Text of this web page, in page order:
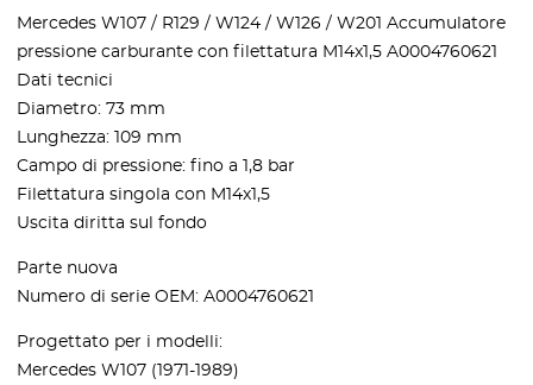
Mercedes W107 / R129 / W124 / W126 / W201 Accumulatore
pressione carburante con filettatura M14x1,5 A0004760621
Dati tecnici
Diametro: 73 mm
Lunghezza: 109 mm
Campo di pressione: fino a 1,8 bar
Filettatura singola con M14x1,5
Uscita diritta sul fondo
Parte nuova
Numero di serie OEM: A0004760621
Progettato per i modelli:
Mercedes W107 (1971-1989)